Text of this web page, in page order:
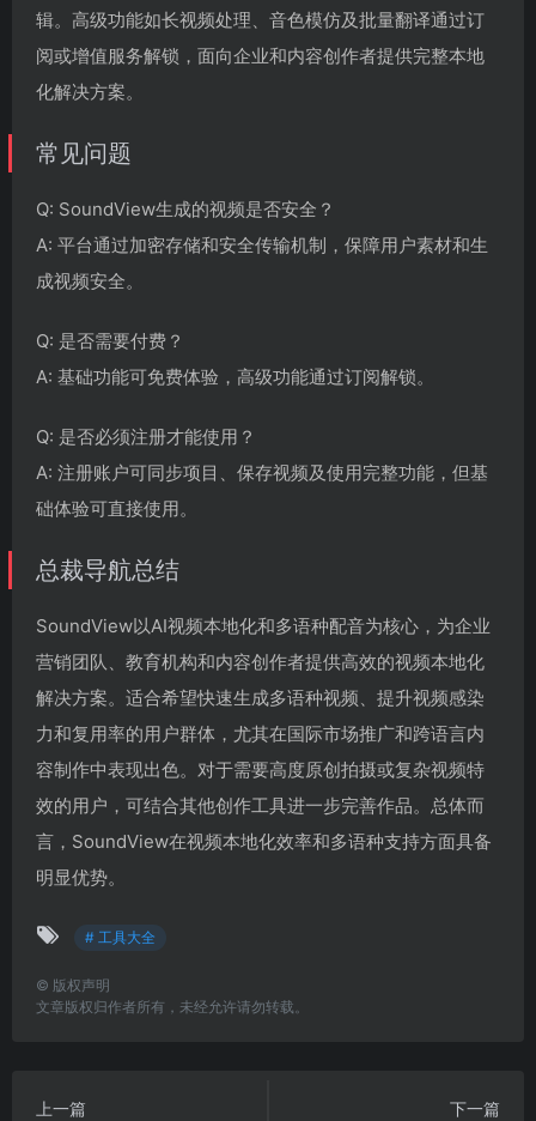
辑。高级功能如长视频处理、音色模仿及批量翻译通过订
阅或增值服务解锁，面向企业和内容创作者提供完整本地
化解决方案。
常见问题
Q: SoundView生成的视频是否安全？
A: 平台通过加密存储和安全传输机制，保障用户素材和生
成视频安全。
Q: 是否需要付费？
A: 基础功能可免费体验，高级功能通过订阅解锁。
Q: 是否必须注册才能使用？
A: 注册账户可同步项目、保存视频及使用完整功能，但基
础体验可直接使用。
总裁导航总结
SoundView以AI视频本地化和多语种配音为核心，为企业
营销团队、教育机构和内容创作者提供高效的视频本地化
解决方案。适合希望快速生成多语种视频、提升视频感染
力和复用率的用户群体，尤其在国际市场推广和跨语言内
容制作中表现出色。对于需要高度原创拍摄或复杂视频特
效的用户，可结合其他创作工具进一步完善作品。总体而
言，SoundView在视频本地化效率和多语种支持方面具备
明显优势。
# 工具大全
© 版权声明
文章版权归作者所有，未经允许请勿转载。
上一篇 下一篇